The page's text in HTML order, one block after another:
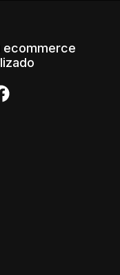
ecommerce